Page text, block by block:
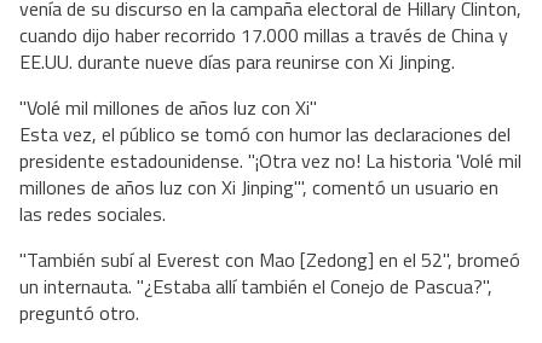
venía de su discurso en la campaña electoral de Hillary Clinton,
cuando dijo haber recorrido 17.000 millas a través de China y
EE.UU. durante nueve días para reunirse con Xi Jinping.
"Volé mil millones de años luz con Xi"
Esta vez, el público se tomó con humor las declaraciones del
presidente estadounidense. "¡Otra vez no! La historia 'Volé mil
millones de años luz con Xi Jinping'", comentó un usuario en
las redes sociales.
"También subí al Everest con Mao [Zedong] en el 52", bromeó
un internauta. "¿Estaba allí también el Conejo de Pascua?",
preguntó otro.